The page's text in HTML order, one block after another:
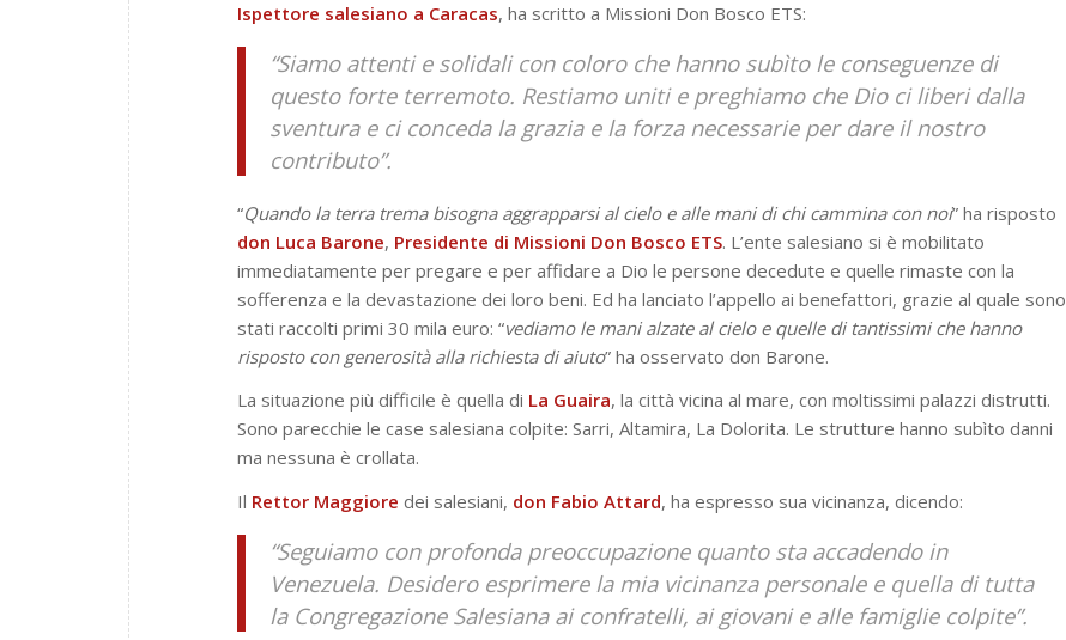
Ispettore salesiano a Caracas, ha scritto a Missioni Don Bosco ETS:
“Siamo attenti e solidali con coloro che hanno subìto le conseguenze di
questo forte terremoto. Restiamo uniti e preghiamo che Dio ci liberi dalla
sventura e ci conceda la grazia e la forza necessarie per dare il nostro
contributo”.
“Quando la terra trema bisogna aggrapparsi al cielo e alle mani di chi cammina con noi” ha risposto
don Luca Barone, Presidente di Missioni Don Bosco ETS. L’ente salesiano si è mobilitato
immediatamente per pregare e per affidare a Dio le persone decedute e quelle rimaste con la
sofferenza e la devastazione dei loro beni. Ed ha lanciato l’appello ai benefattori, grazie al quale sono
stati raccolti primi 30 mila euro: “vediamo le mani alzate al cielo e quelle di tantissimi che hanno
risposto con generosità alla richiesta di aiuto” ha osservato don Barone.
La situazione più difficile è quella di La Guaira, la città vicina al mare, con moltissimi palazzi distrutti.
Sono parecchie le case salesiana colpite: Sarri, Altamira, La Dolorita. Le strutture hanno subìto danni
ma nessuna è crollata.
Il Rettor Maggiore dei salesiani, don Fabio Attard, ha espresso sua vicinanza, dicendo:
“Seguiamo con profonda preoccupazione quanto sta accadendo in
Venezuela. Desidero esprimere la mia vicinanza personale e quella di tutta
la Congregazione Salesiana ai confratelli, ai giovani e alle famiglie colpite”.